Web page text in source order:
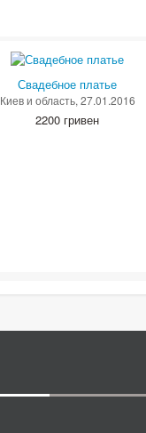
Свадебное платье
Киев и область, 27.01.2016
2200 гривен